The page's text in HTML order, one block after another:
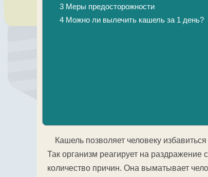
3Меры предосторожности
4Можно ли вылечить кашель за 1 день?
Кашель позволяет человеку
Так организм реагирует на
количество причин. Она выматывает